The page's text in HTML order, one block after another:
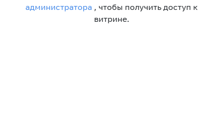
администратора , чтобы получить доступ к
витрине.